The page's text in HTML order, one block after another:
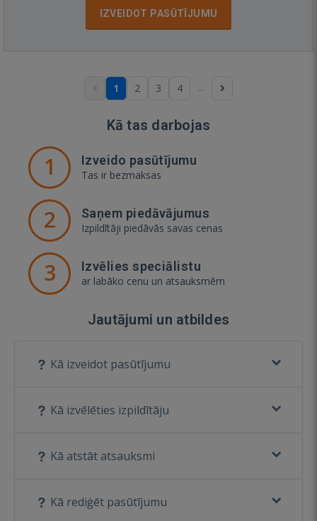
IZVEIDOT PASŪTĪJUMU
1 2 3 4 ...
Kā tas darbojas
1 Izveido pasūtījumu
Tas ir bezmaksas
2 Saņem piedāvājumus
Izpildītāji piedāvās savas cenas
3 Izvēlies speciālistu
ar labāko cenu un atsauksmēm
Jautājumi un atbildes
Kā izveidot pasūtījumu
Kā izvēlēties izpildītāju
Kā atstāt atsauksmi
Kā rediģēt pasūtījumu